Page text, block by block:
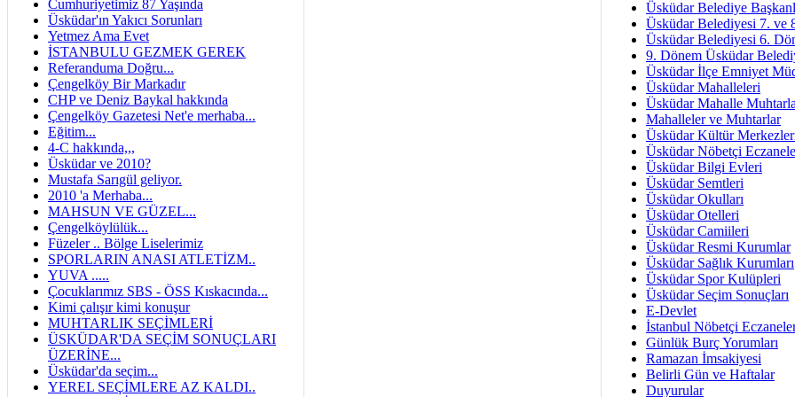
Cumhuriyetimiz 87 Yaşında
Üsküdar'ın Yakıcı Sorunları
Yetmez Ama Evet
İSTANBULU GEZMEK GEREK
Referanduma Doğru...
Çengelköy Bir Markadır
CHP ve Deniz Baykal hakkında
Çengelköy Gazetesi Net'e merhaba...
Eğitim...
4-C hakkında,,,
Üsküdar ve 2010?
Mustafa Sarıgül geliyor.
2010 'a Merhaba...
MAHSUN VE GÜZEL...
Çengelköylülük...
Füzeler .. Bölge Liselerimiz
SPORLARIN ANASI ATLETİZM..
YUVA .....
Çocuklarımız SBS - ÖSS Kıskacında...
Kimi çalışır kimi konuşur
MUHTARLIK SEÇİMLERİ
ÜSKÜDAR'DA SEÇİM SONUÇLARI
ÜZERİNE...
Üsküdar'da seçim...
YEREL SEÇİMLERE AZ KALDI..
Av.
İmar Sorunlarının Genel
Arakan
Bayramın
Ruhsal
Üsküdar
Üsküdar Belediye
Üsküdar Belediyesi 7. ve
Üsküdar Belediyesi 6.
9. Dönem Üsküdar
Üsküdar İlçe Emniyet
Üsküdar Mahalleleri
Üsküdar Mahalle
Mahalleler ve Muhtarlar
Üsküdar Kültür
Üsküdar Nöbetçi
Üsküdar Bilgi Evleri
Üsküdar Semtleri
Üsküdar Okulları
Üsküdar Otelleri
Üsküdar Camiileri
Üsküdar Resmi Kurumlar
Üsküdar Sağlık Kurumları
Üsküdar Spor Kulüpleri
Üsküdar Seçim Sonuçları
E-Devlet
İstanbul Nöbetçi
Günlük Burç Yorumları
Ramazan İmsakiyesi
Belirli Gün ve Haftalar
Duyurular